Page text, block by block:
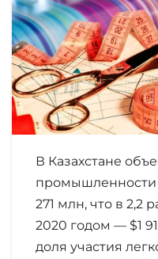
В Казахстане
промышленности
271 млн, что в 2,2
2020 годом — $1
доля участия